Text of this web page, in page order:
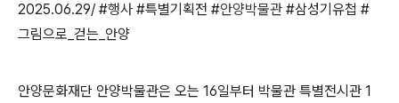
2025.06.29/ #행사 #특별기획전 #안양박물관 #삼성기유첩 #
그림으로_걷는_안양
안양문화재단 안양박물관은 오는 16일부터 박물관 특별전시관 1